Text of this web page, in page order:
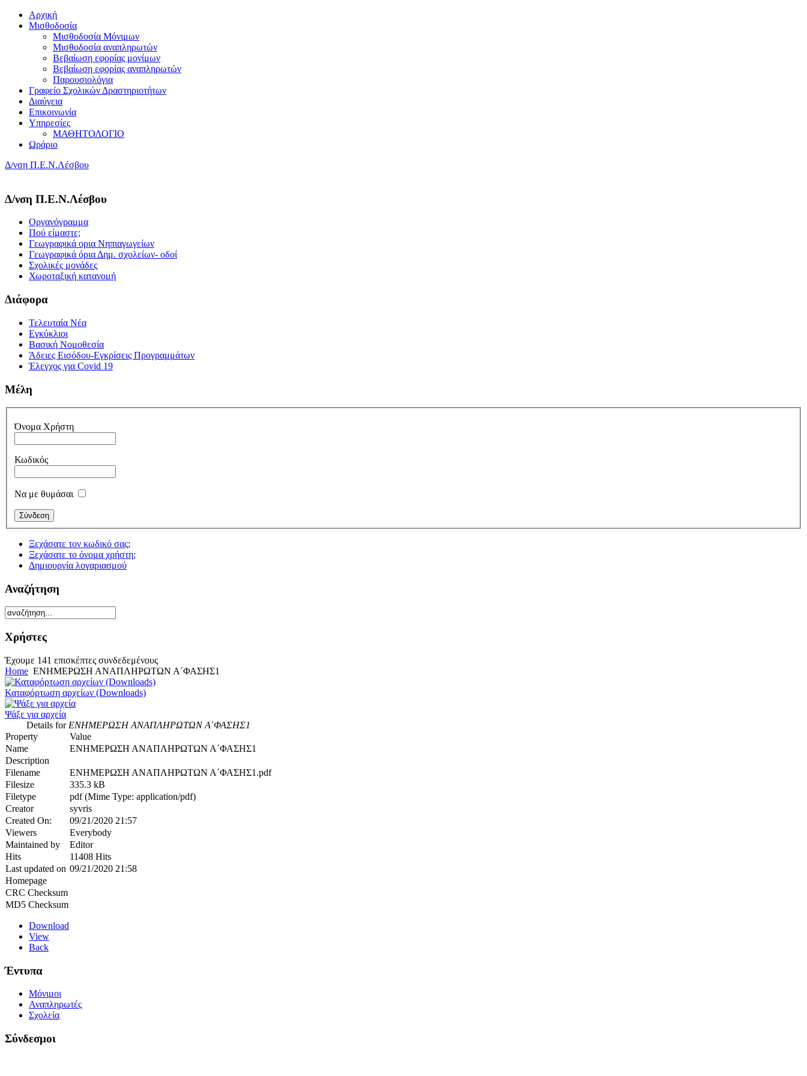
Αρχική
Μισθοδοσία
Μισθοδοσία Μόνιμων
Μισθοδοσία αναπληρωτών
Βεβαίωση εφορίας μονίμων
Βεβαίωση εφορίας αναπληρωτών
Παρουσιολόγια
Γραφείο Σχολικών Δραστηριοτήτων
Διαύγεια
Επικοινωνία
Υπηρεσίες
ΜΑΘΗΤΟΛΟΓΙΟ
Ωράριο
Δ/νση Π.Ε.Ν.Λέσβου
Δ/νση Π.Ε.Ν.Λέσβου
Οργανόγραμμα
Πού είμαστε;
Γεωγραφικά ορια Νηπιαγωγείων
Γεωγραφικά όρια Δημ. σχολείων- οδοί
Σχολικές μονάδες
Χωροταξική κατανομή
Διάφορα
Τελευταία Νέα
Εγκύκλιοι
Βασική Νομοθεσία
Άδειες Εισόδου-Εγκρίσεις Προγραμμάτων
Έλεγχος για Covid 19
Μέλη
Όνομα Χρήστη
Κωδικός
Να με θυμάσαι
Ξεχάσατε τον κωδικό σας;
Ξεχάσατε το όνομα χρήστη;
Δημιουργία λογαριασμού
Αναζήτηση
Χρήστες
Έχουμε 141 επισκέπτες συνδεδεμένους
Home ΕΝΗΜΕΡΩΣΗ ΑΝΑΠΛΗΡΩΤΩΝ Α΄ΦΑΣΗΣ1
Καταφόρτωση αρχείων (Downloads)
Ψάξε για αρχεία
Details forΕΝΗΜΕΡΩΣΗ ΑΝΑΠΛΗΡΩΤΩΝ Α΄ΦΑΣΗΣ1
Property
Value
Name
ΕΝΗΜΕΡΩΣΗ ΑΝΑΠΛΗΡΩΤΩΝ Α΄ΦΑΣΗΣ1
Description
Filename
ΕΝΗΜΕΡΩΣΗ ΑΝΑΠΛΗΡΩΤΩΝ Α΄ΦΑΣΗΣ1.pdf
Filesize
335.3 kB
Filetype
pdf (Mime Type: application/pdf)
Creator
syvris
Created On:
09/21/2020 21:57
Viewers
Everybody
Maintained by
Editor
Hits
11408 Hits
Last updated on 09/21/2020 21:58
Homepage
CRC Checksum
MD5 Checksum
Download
View
Back
Έντυπα
Μόνιμοι
Αναπληρωτές
Σχολεία
Σύνδεσμοι